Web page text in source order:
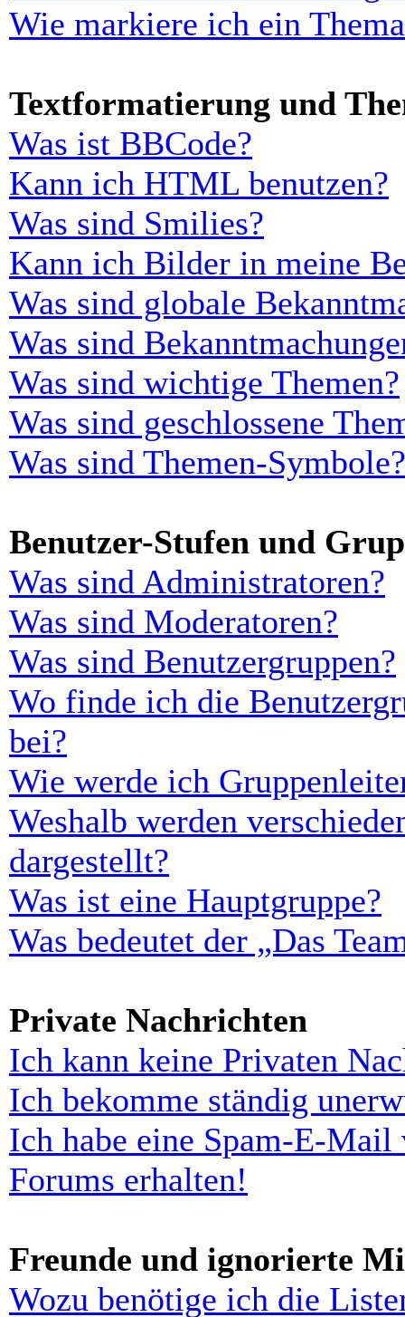
Wie markiere ich ein
Textformatierung und
Was ist BBCode?
Kann ich HTML benutzen?
Was sind Smilies?
Kann ich Bilder in meine
Was sind globale
Was sind
Was sind wichtige Themen?
Was sind geschlossene
Was sind Themen-Symbole?
Benutzer-Stufen und
Was sind Administratoren?
Was sind Moderatoren?
Was sind Benutzergruppen?
Wo finde ich die
bei?
Wie werde ich
Weshalb werden
dargestellt?
Was ist eine Hauptgruppe?
Was bedeutet der „Das
Private Nachrichten
Ich kann keine Privaten
Ich bekomme ständig
Ich habe eine Spam-E-
Forums erhalten!
Freunde und ignorierte
Wozu benötige ich die